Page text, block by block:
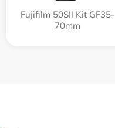
Fujifilm 50SII Kit GF35-
70mm